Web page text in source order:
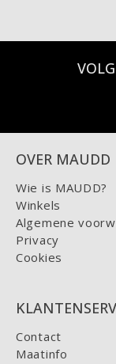
OVER MAUDD
Wie is MAUDD?
Winkels
Algemene
Privacy
Cookies
Contact
Maatinfo